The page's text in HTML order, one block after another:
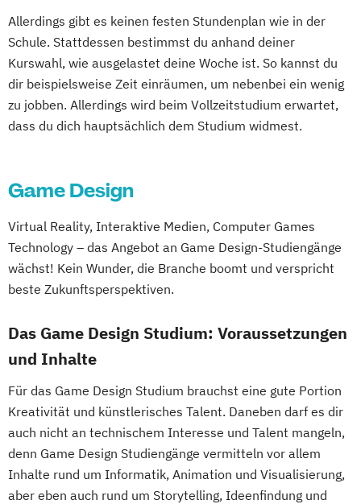
Allerdings gibt es keinen festen Stundenplan wie in der
Schule. Stattdessen bestimmst du anhand deiner
Kurswahl, wie ausgelastet deine Woche ist. So kannst du
dir beispielsweise Zeit einräumen, um nebenbei ein wenig
zu jobben. Allerdings wird beim Vollzeitstudium erwartet,
dass du dich hauptsächlich dem Studium widmest.
Game Design
Virtual Reality, Interaktive Medien, Computer Games
Technology – das Angebot an Game Design-Studiengänge
wächst! Kein Wunder, die Branche boomt und verspricht
beste Zukunftsperspektiven.
Das Game Design Studium: Voraussetzungen
und Inhalte
Für das Game Design Studium brauchst eine gute Portion
Kreativität und künstlerisches Talent. Daneben darf es dir
auch nicht an technischem Interesse und Talent mangeln,
denn Game Design Studiengänge vermitteln vor allem
Inhalte rund um Informatik, Animation und Visualisierung,
aber eben auch rund um Storytelling, Ideenfindung und